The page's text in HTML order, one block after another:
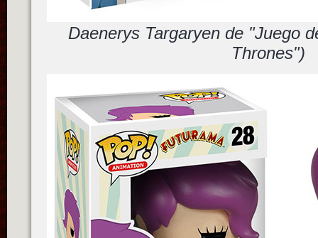
Daenerys Targaryen de "Juego
Thrones")